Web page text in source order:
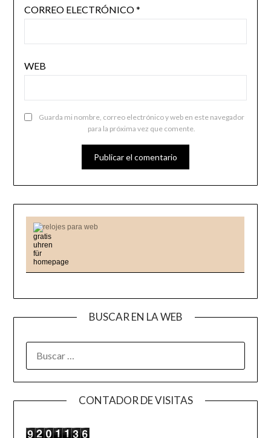
CORREO ELECTRÓNICO*
WEB
Guarda mi nombre, correo electrónico y web en este navegador
para la próxima vez que comente.
relojes para web
BUSCAR EN LA WEB
CONTADOR DE VISITAS